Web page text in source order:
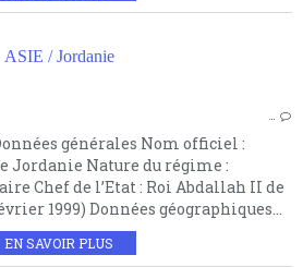
ASIE / Jordanie
…
générales Nom officiel :
Jordanie Nature du régime :
Chef de l’Etat : Roi Abdallah II de
1999) Données géographiques...
EN SAVOIR PLUS